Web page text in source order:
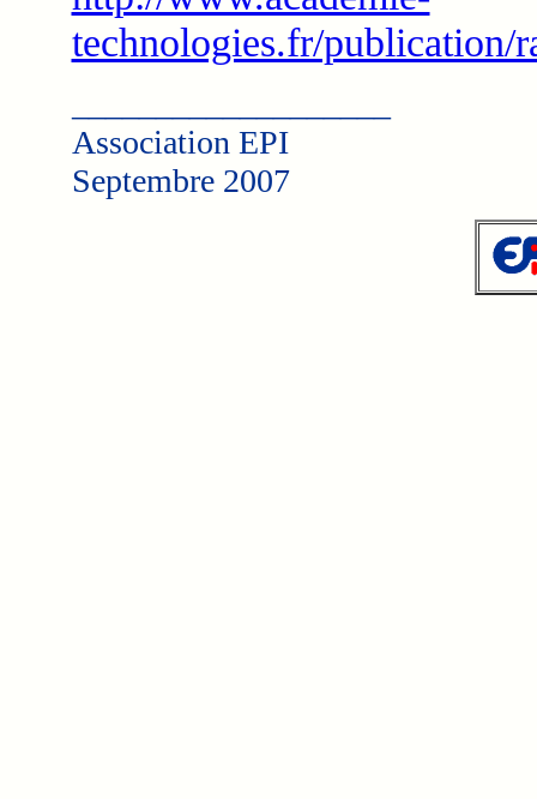
technologies.fr/publication/
Association EPI
Septembre 2007